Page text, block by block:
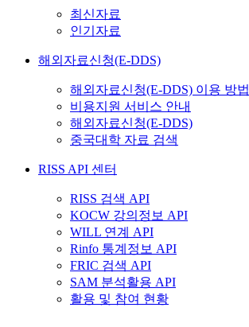
최신자료
인기자료
해외자료신청(E-DDS)
해외자료신청(E-DDS) 이용 방법
비용지원 서비스 안내
해외자료신청(E-DDS)
중국대학 자료 검색
RISS API 센터
RISS 검색 API
KOCW 강의정보 API
WILL 연계 API
Rinfo 통계정보 API
FRIC 검색 API
SAM 분석활용 API
활용 및 참여 현황